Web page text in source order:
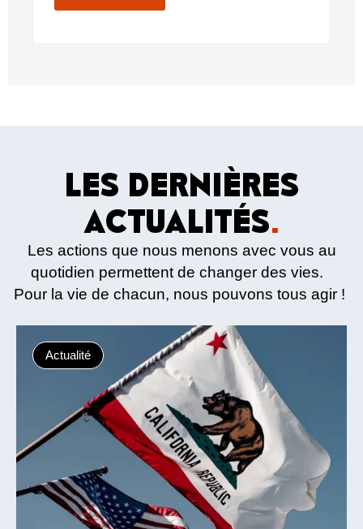
LES DERNIÈRES
ACTUALITÉS.
Les actions que nous menons avec vous au
quotidien permettent de changer des vies.
Pour la vie de chacun, nous pouvons tous agir !
Actualité